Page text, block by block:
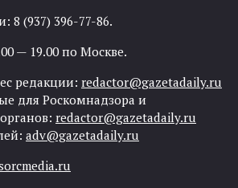
8 (937) 396-77-86.
— 19.00 по Москве.
редакции: redactor@gazetadaily.ru
для Роскомнадзора и
redactor@gazetadaily.ru
adv@gazetadaily.ru